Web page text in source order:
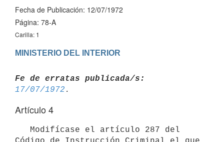
Fecha de Publicación: 12/07/1972
Página: 78-A
Carilla: 1
MINISTERIO DEL INTERIOR
Fe de erratas publicada/s:
17/07/1972
Artículo 4